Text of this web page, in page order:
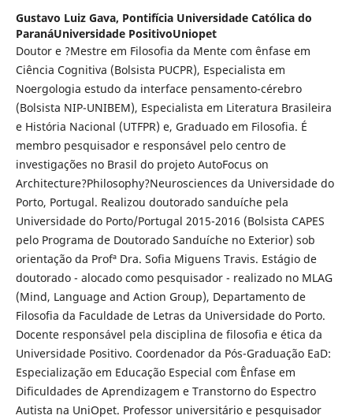
Gustavo Luiz Gava, Pontifícia Universidade Católica do
ParanáUniversidade PositivoUniopet
Doutor e ?Mestre em Filosofia da Mente com ênfase em
Ciência Cognitiva (Bolsista PUCPR), Especialista em
Noergologia estudo da interface pensamento-cérebro
(Bolsista NIP-UNIBEM), Especialista em Literatura Brasileira
e História Nacional (UTFPR) e, Graduado em Filosofia. É
membro pesquisador e responsável pelo centro de
investigações no Brasil do projeto AutoFocus on
Architecture?Philosophy?Neurosciences da Universidade do
Porto, Portugal. Realizou doutorado sanduíche pela
Universidade do Porto/Portugal 2015-2016 (Bolsista CAPES
pelo Programa de Doutorado Sanduíche no Exterior) sob
orientação da Profª Dra. Sofia Miguens Travis. Estágio de
doutorado - alocado como pesquisador - realizado no MLAG
(Mind, Language and Action Group), Departamento de
Filosofia da Faculdade de Letras da Universidade do Porto.
Docente responsável pela disciplina de filosofia e ética da
Universidade Positivo. Coordenador da Pós-Graduação EaD:
Especialização em Educação Especial com Ênfase em
Dificuldades de Aprendizagem e Transtorno do Espectro
Autista na UniOpet. Professor universitário e pesquisador